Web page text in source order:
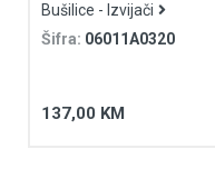
Bušilice - Izvijači
Šifra: 06011A0320
137,00 KM